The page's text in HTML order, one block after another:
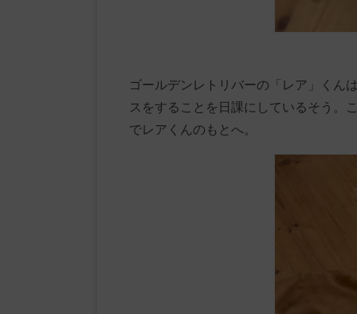
ゴールデンレトリバーの「レア」くん
スをすることを日課にしているそう。
でレアくんのもとへ。